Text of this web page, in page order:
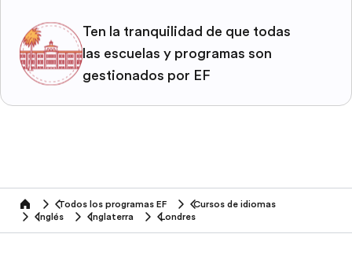
Ten la tranquilidad de que todas
las escuelas y programas son
gestionados por EF
home Todos los programas EF
Cursos de idiomas
Inglés
Inglaterra Londres